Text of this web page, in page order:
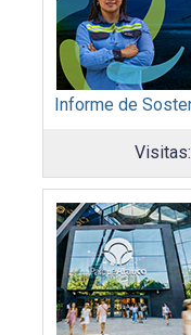
Visitas: